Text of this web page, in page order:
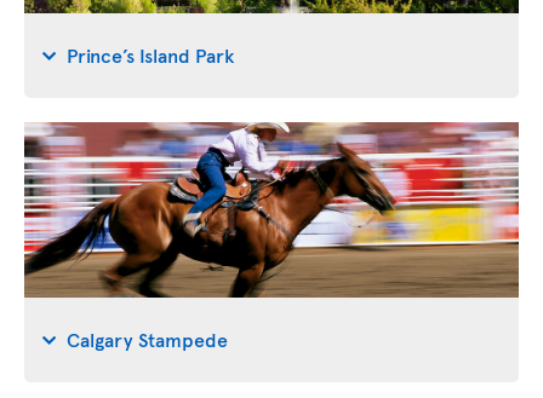
Prince’s Island Park
Calgary Stampede